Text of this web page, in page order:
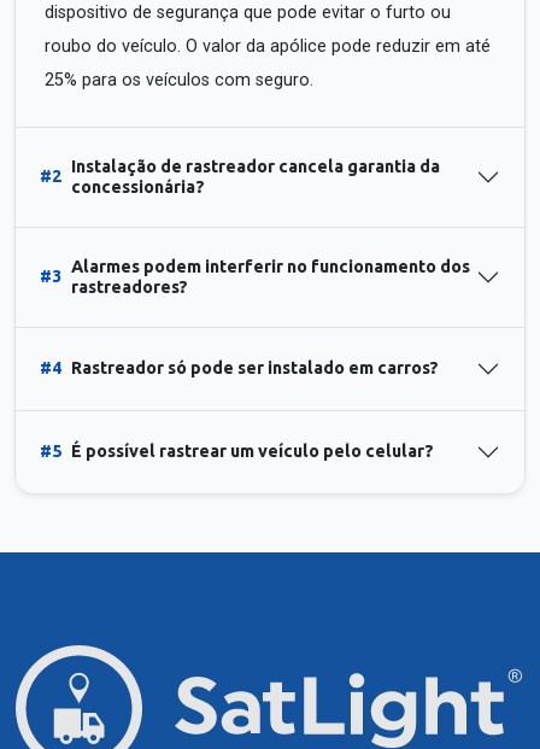
dispositivo de segurança que pode evitar o furto ou
roubo do veículo. O valor da apólice pode reduzir em até
25% para os veículos com seguro.
#2
Instalação de rastreador cancela garantia da
concessionária?
#3
Alarmes podem interferir no funcionamento dos
rastreadores?
#4 Rastreador só pode ser instalado em carros?
#5 É possível rastrear um veículo pelo celular?